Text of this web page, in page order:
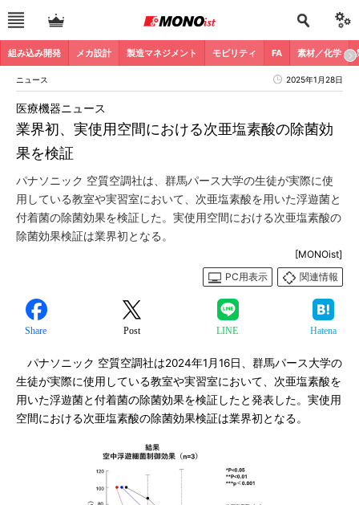
組み込み開発 メカ設計 製造マネジメント モビリティ FA 素材／化学
ニュース 2025年1月28日
業界初、実使用空間における次亜塩素酸の除菌効
果を検証
医療機器ニュース
パナソニック 空質空調社は、群馬パース大学の生徒が実際に使
用している教室や実習室において、次亜塩素酸を用いた浮遊菌と
付着菌の除菌効果を検証した。実使用空間における次亜塩素酸の
除菌効果検証は業界初となる。
[MONOist]
PC用表示
関連情報
Share Post LINE Hatena
パナソニック 空質空調社は2024年1月16日、群馬パース大学の
生徒が実際に使用している教室や実習室において、次亜塩素酸を
用いた浮遊菌と付着菌の除菌効果を検証したと発表した。実使用
空間における次亜塩素酸の除菌効果検証は業界初となる。